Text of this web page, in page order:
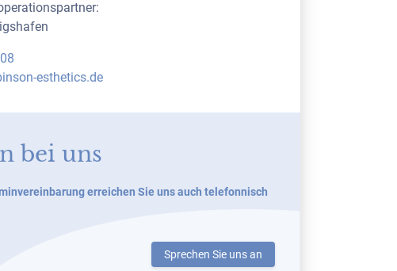
esthetics.de
bei uns
erreichen Sie uns auch telefonnisch
Sprechen Sie uns an